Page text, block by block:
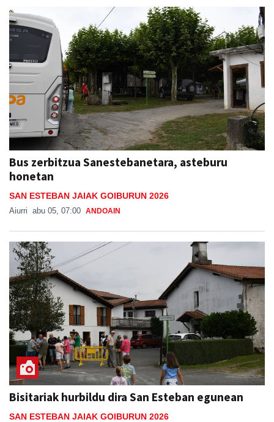
Bus zerbitzua Sanestebanetara, asteburu
honetan
SAN ESTEBAN JAIAK GOIBURUN 2026
Aiurri abu 05, 07:00 ANDOAIN
Bisitariak hurbildu dira San Esteban egunean
SAN ESTEBAN JAIAK GOIBURUN 2026